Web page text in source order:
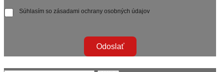
Súhlasím so zásadami ochrany osobných údajov
Odoslať